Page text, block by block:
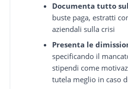
Documenta tutto
buste paga, estratti
aziendali sulla crisi
Presenta le
specificando il
stipendi come
tutela meglio in caso